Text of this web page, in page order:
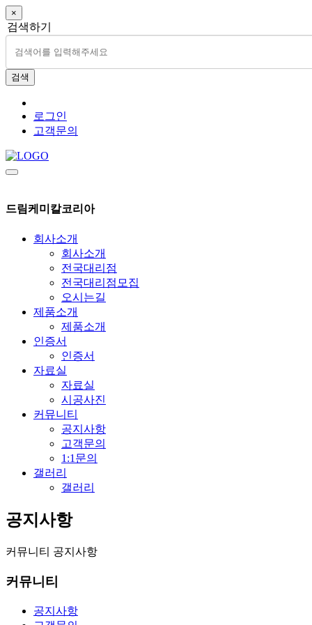
×
검색하기
검색
로그인
고객문의
드림케미칼코리아
회사소개
회사소개
전국대리점
전국대리점모집
오시는길
제품소개
제품소개
인증서
인증서
자료실
자료실
시공사진
커뮤니티
공지사항
고객문의
1:1문의
갤러리
갤러리
공지사항
커뮤니티 공지사항
커뮤니티
공지사항